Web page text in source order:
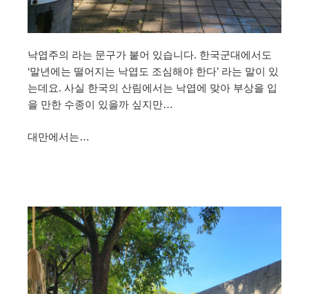
낙엽주의 라는 문구가 붙어 있습니다. 한국군대에서도
‘말년에는 떨어지는 낙엽도 조심해야 한다’ 라는 말이 있
는데요. 사실 한국의 산림에서는 낙엽에 맞아 부상을 입
을 만한 수종이 있을까 싶지만…
대만에서는…